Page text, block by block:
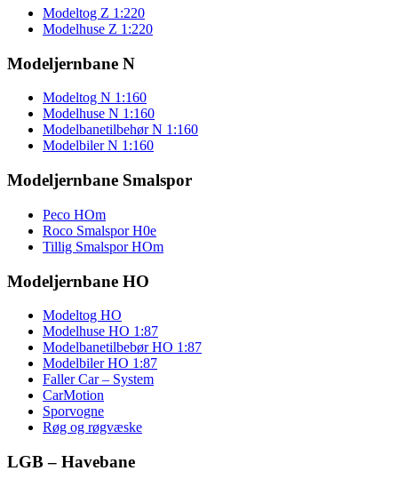
Modeltog Z 1:220
Modelhuse Z 1:220
Modeljernbane N
Modeltog N 1:160
Modelhuse N 1:160
Modelbanetilbehør N 1:160
Modelbiler N 1:160
Modeljernbane Smalspor
Peco HOm
Roco Smalspor H0e
Tillig Smalspor HOm
Modeljernbane HO
Modeltog HO
Modelhuse HO 1:87
Modelbanetilbebør HO 1:87
Modelbiler HO 1:87
Faller Car – System
CarMotion
Sporvogne
Røg og røgvæske
LGB – Havebane